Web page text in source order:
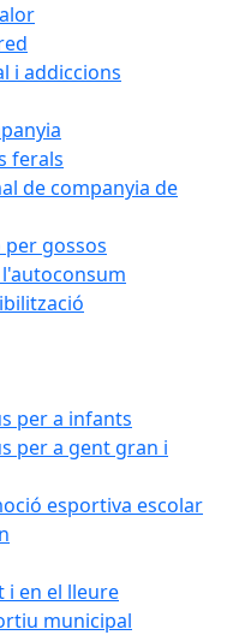
i addiccions
ferals
de companyia de
gossos
per a infants
per a gent gran i
esportiva escolar
i en el lleure
municipal